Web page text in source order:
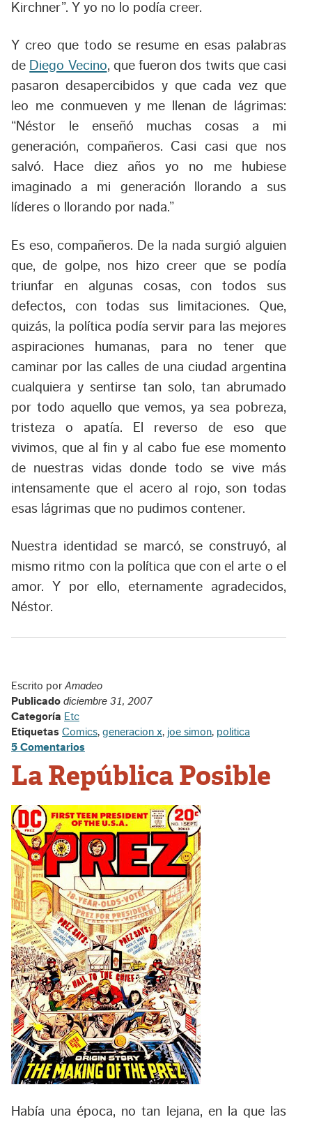
Kirchner”. Y yo no lo podía creer.
Y creo que todo se resume en esas palabras
de Diego Vecino, que fueron dos twits que casi
pasaron desapercibidos y que cada vez que
leo me conmueven y me llenan de lágrimas:
“Néstor le enseñó muchas cosas a mi
generación, compañeros. Casi casi que nos
salvó. Hace diez años yo no me hubiese
imaginado a mi generación llorando a sus
líderes o llorando por nada.”
Es eso, compañeros. De la nada surgió alguien
que, de golpe, nos hizo creer que se podía
triunfar en algunas cosas, con todos sus
defectos, con todas sus limitaciones. Que,
quizás, la política podía servir para las mejores
aspiraciones humanas, para no tener que
caminar por las calles de una ciudad argentina
cualquiera y sentirse tan solo, tan abrumado
por todo aquello que vemos, ya sea pobreza,
tristeza o apatía. El reverso de eso que
vivimos, que al fin y al cabo fue ese momento
de nuestras vidas donde todo se vive más
intensamente que el acero al rojo, son todas
esas lágrimas que no pudimos contener.
Nuestra identidad se marcó, se construyó, al
mismo ritmo con la política que con el arte o el
amor. Y por ello, eternamente agradecidos,
Néstor.
Escrito porAmadeo
Publicado diciembre 31, 2007
Categoría Etc
Etiquetas Comics, generacion x, joe simon, politica
5 Comentarios
La República Posible
Había una época, no tan lejana, en la que las